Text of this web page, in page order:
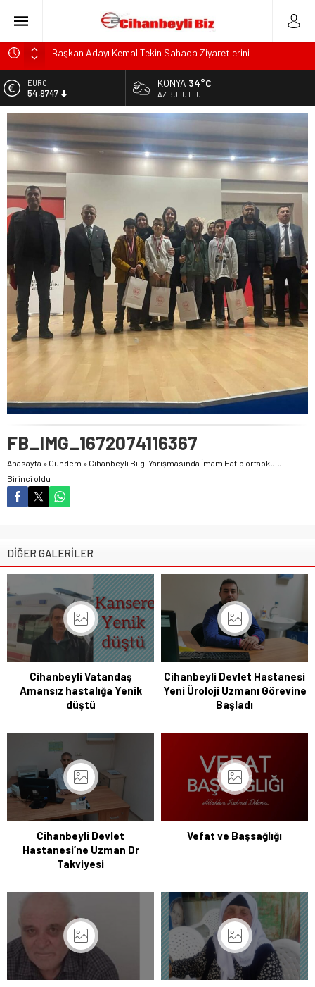
Başkan Adayı Kemal Tekin Sahada Ziyaretlerini
Yoğunlaştırdı
Konyalı Çiftci Feci şekilde Can Verdi
Konya’da araçta oksijen tüpünün patlaması sonucu hayatını
kaybeden biri bebek 2 kişi ile yaralanan 2 kişinin kimlikleri
belli oldu!
KULU’DA HAFİF TİCARİ ARAÇ TAKLA ATTI: 2’Sİ ÇOCUK, 3
YARALI
Trafik Kazasinda Yaralanmıştı, Tedavi gördüğü Hastanede
Hayatını Kaybetti
EURO
54,9747
6.499,25
BİST
13.798,82
DOLAR
47,5921
KONYA 34°C
AZ BULUTLU
FB_IMG_1672074116367
Anasayfa » Gündem » Cihanbeyli Bilgi Yarışmasında İmam Hatip ortaokulu
Birinci oldu
DİĞER GALERİLER
Cihanbeyli Vatandaş
Amansız hastalığa Yenik
düştü
Cihanbeyli Devlet Hastanesi
Yeni Üroloji Uzmanı Görevine
Başladı
Cihanbeyli Devlet
Hastanesi’ne Uzman Dr
Takviyesi
Vefat ve Başsağlığı